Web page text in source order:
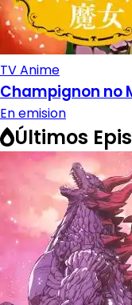
TV Anime
Champignon no
En emision
Últimos